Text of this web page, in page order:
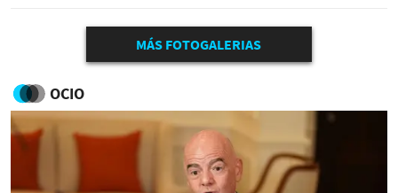
MÁS FOTOGALERIAS
OCIO